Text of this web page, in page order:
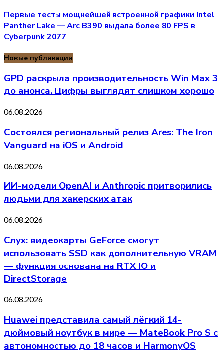
Первые тесты мощнейшей встроенной графики Intel
Panther Lake — Arc B390 выдала более 80 FPS в
Cyberpunk 2077
Новые публикации
GPD раскрыла производительность Win Max 3
до анонса. Цифры выглядят слишком хорошо
06.08.2026
Состоялся региональный релиз Ares: The Iron
Vanguard на iOS и Android
06.08.2026
ИИ-модели OpenAI и Anthropic притворились
людьми для хакерских атак
06.08.2026
Слух: видеокарты GeForce смогут
использовать SSD как дополнительную VRAM
— функция основана на RTX IO и
DirectStorage
06.08.2026
Huawei представила самый лёгкий 14-
дюймовый ноутбук в мире — MateBook Pro S с
автономностью до 18 часов и HarmonyOS